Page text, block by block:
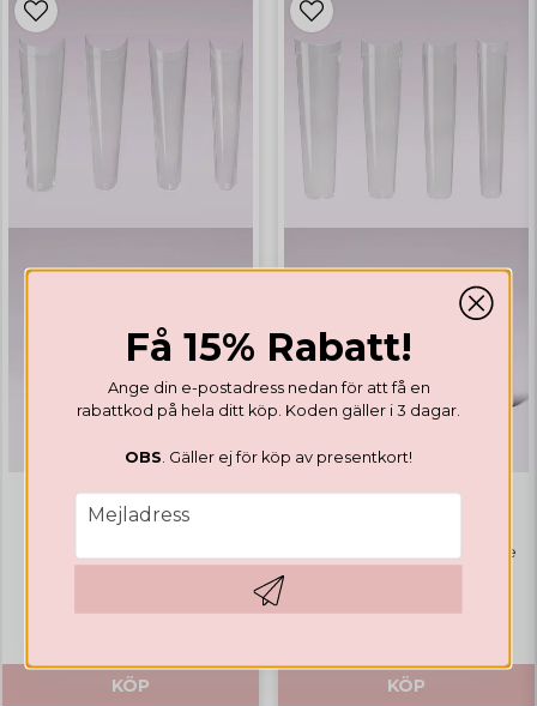
TIPPAR
KÖP
Coffin Long Normal C-Curve
KÖP
Få 15% Rabatt!
Ange din e-postadress nedan för att få en
rabattkod på hela ditt köp. Koden gäller i 3 dagar.
OBS . Gäller ej för köp av presentkort!
email
Mejladress